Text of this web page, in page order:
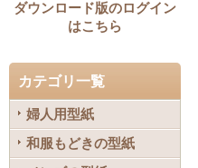
ダウンロード版のログイン
はこちら
カテゴリ一覧
婦人用型紙
和服もどきの型紙